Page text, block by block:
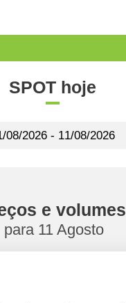
SPOT hoje
e volumes
para 11 Agosto